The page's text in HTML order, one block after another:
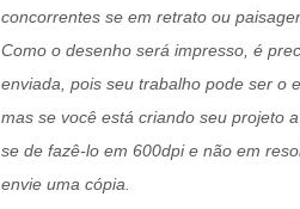
concorrentes se em retrato ou
Como o desenho será impresso, é
enviada, pois seu trabalho pode ser o
mas se você está criando seu projeto
se de fazê-lo em 600dpi e não em
envie uma cópia.